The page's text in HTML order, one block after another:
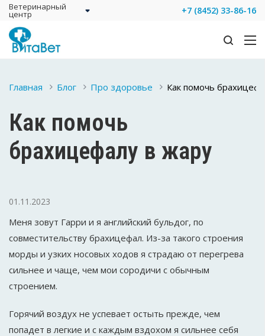
Ветеринарный
центр +7 (8452) 33-86-16
Главная Блог Про здоровье Как помочь
Как помочь
брахицефалу в жару
01.11.2023
Меня зовут Гарри и я английский бульдог, по
совместительству брахицефал. Из-за такого строения
морды и узких носовых ходов я страдаю от перегрева
сильнее и чаще, чем мои сородичи с обычным
строением.
Горячий воздух не успевает остыть прежде, чем
попадет в легкие и с каждым вздохом я сильнее себя